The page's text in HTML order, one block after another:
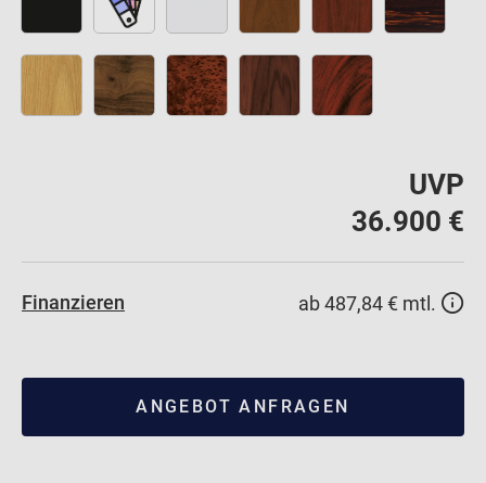
UVP
36.900 €
Finanzieren ab 487,84 € mtl.
ANGEBOT ANFRAGEN